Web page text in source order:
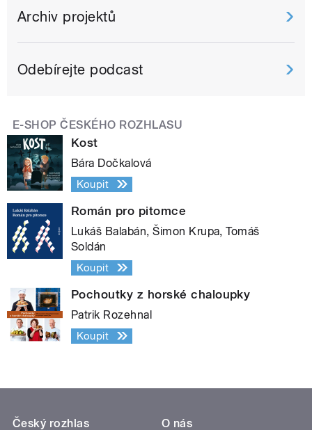
Archiv projektů
Odebírejte podcast
E-SHOP ČESKÉHO ROZHLASU
Kost
Bára Dočkalová
Koupit
Román pro pitomce
Lukáš Balabán, Šimon Krupa, Tomáš
Soldán
Koupit
Pochoutky z horské chaloupky
Patrik Rozehnal
Koupit
Český rozhlas
O nás